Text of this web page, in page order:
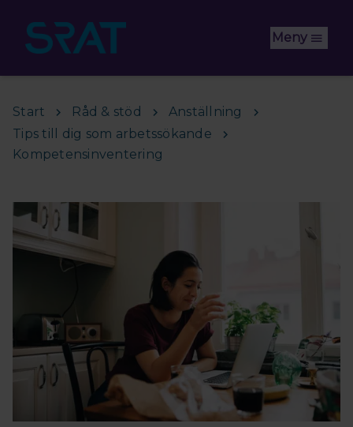
Meny
Start Råd & stöd
Anställning
Tips till dig som arbetssökande
Kompetensinventering